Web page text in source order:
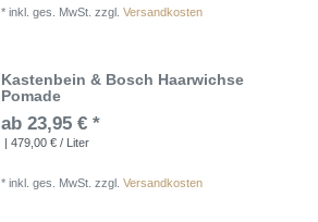
*inkl. ges. MwSt. zzgl.Versandkosten
Kastenbein & Bosch Haarwichse
Pomade
ab 23,95 € *
| 479,00 € / Liter
*inkl. ges. MwSt. zzgl.Versandkosten